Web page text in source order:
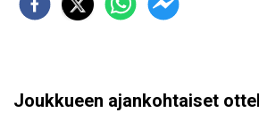
Joukkueen ajankohtaiset